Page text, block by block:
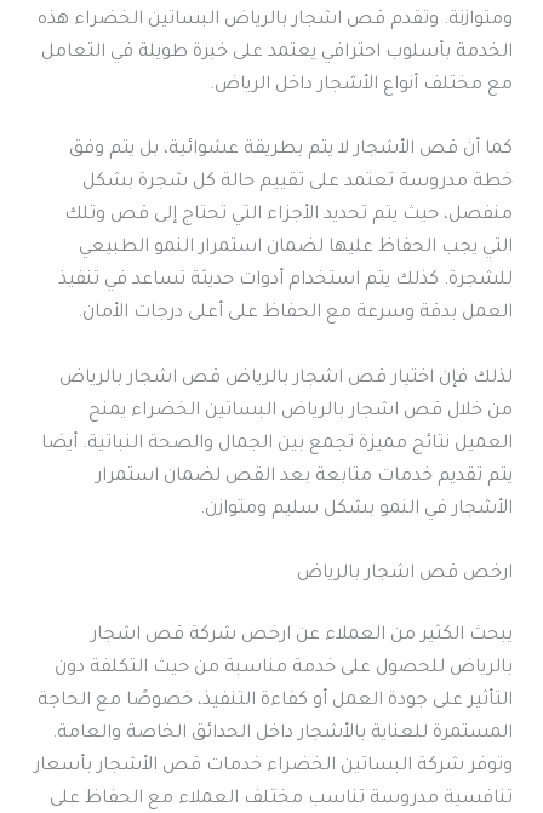
ومتوازنة. وتقدم قص اشجار بالرياض البساتين الخضراء هذه
الخدمة بأسلوب احترافي يعتمد على خبرة طويلة في التعامل
مع مختلف أنواع الأشجار داخل الرياض.
كما أن قص الأشجار لا يتم بطريقة عشوائية، بل يتم وفق
خطة مدروسة تعتمد على تقييم حالة كل شجرة بشكل
منفصل، حيث يتم تحديد الأجزاء التي تحتاج إلى قص وتلك
التي يجب الحفاظ عليها لضمان استمرار النمو الطبيعي
للشجرة. كذلك يتم استخدام أدوات حديثة تساعد في تنفيذ
العمل بدقة وسرعة مع الحفاظ على أعلى درجات الأمان.
لذلك فإن اختيار قص اشجار بالرياض قص اشجار بالرياض
من خلال قص اشجار بالرياض البساتين الخضراء يمنح
العميل نتائج مميزة تجمع بين الجمال والصحة النباتية. أيضا
يتم تقديم خدمات متابعة بعد القص لضمان استمرار
الأشجار في النمو بشكل سليم ومتوازن.
ارخص قص اشجار بالرياض
يبحث الكثير من العملاء عن ارخص شركة قص اشجار
بالرياض للحصول على خدمة مناسبة من حيث التكلفة دون
التأثير على جودة العمل أو كفاءة التنفيذ، خصوصًا مع الحاجة
المستمرة للعناية بالأشجار داخل الحدائق الخاصة والعامة.
وتوفر شركة البساتين الخضراء خدمات قص الأشجار بأسعار
تنافسية مدروسة تناسب مختلف العملاء مع الحفاظ على